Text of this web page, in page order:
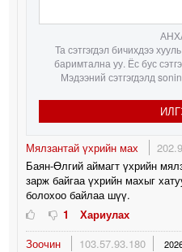
Та сэтгэгдэл бичихдээ
баримтална уу. Ёс бус
Мэдээний сэтгэгдэлд
Мялзантай үхрийн мах
Баян-Өлгий аймагт үхрийн
зарж байгаа үхрийн махыг
болохоо байлаа шүү.
1
Хариулах
Зоочин
103.57.93.180